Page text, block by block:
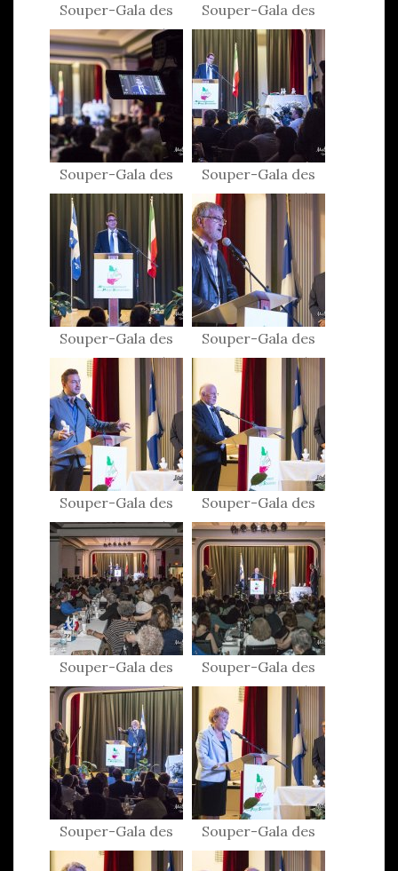
Souper-Gala des
Patriotes 2015
Souper-Gala des
Patriotes 2015
Souper-Gala des
Patriotes 2015
Souper-Gala des
Patriotes 2015
Souper-Gala des
Patriotes 2015
Souper-Gala des
Patriotes 2015
Souper-Gala des
Patriotes 2015
Souper-Gala des
Patriotes 2015
Souper-Gala des
Patriotes 2015
Souper-Gala des
Patriotes 2015
Souper-Gala des
Patriotes 2015
Souper-Gala des
Patriotes 2015